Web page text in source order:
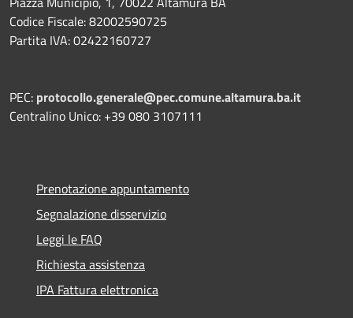
Codice Fiscale: 82002590725
Partita IVA: 02422160727
PEC: protocollo.generale@pec.comune.altamura.ba.it
Centralino Unico: +39 080 3107111
Prenotazione appuntamento
Segnalazione disservizio
Leggi le FAQ
Richiesta assistenza
IPA Fattura elettronica